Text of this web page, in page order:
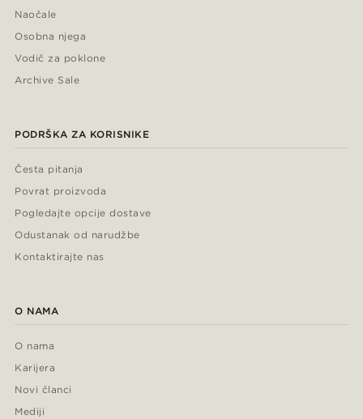
Naočale
Osobna njega
Vodič za poklone
Archive Sale
PODRŠKA ZA KORISNIKE
Česta pitanja
Povrat proizvoda
Pogledajte opcije dostave
Odustanak od narudžbe
Kontaktirajte nas
O NAMA
O nama
Karijera
Novi članci
Mediji